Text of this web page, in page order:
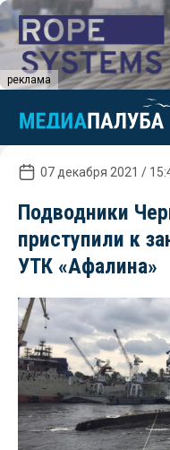
реклама
07 декабря 2021 /
Подводники
приступили к
УТК «Афалина»